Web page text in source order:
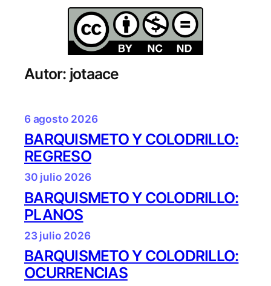
Autor: jotaace
6 agosto 2026
BARQUISMETO Y COLODRILLO:
REGRESO
30 julio 2026
BARQUISMETO Y COLODRILLO:
PLANOS
23 julio 2026
BARQUISMETO Y COLODRILLO:
OCURRENCIAS